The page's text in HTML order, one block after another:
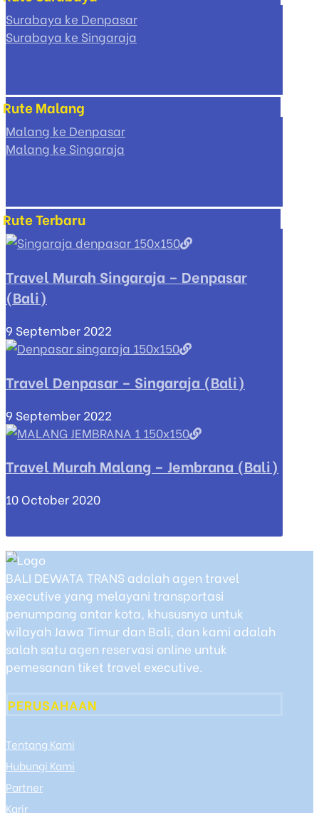
Surabaya ke Denpasar
Surabaya ke Singaraja
Rute Malang
Malang ke Denpasar
Malang ke Singaraja
Rute Terbaru
Travel Murah Singaraja – Denpasar
(Bali)
9 September 2022
Travel Denpasar – Singaraja (Bali)
9 September 2022
Travel Murah Malang – Jembrana (Bali)
10 October 2020
BALI DEWATA TRANS adalah agen travel
executive yang melayani transportasi
penumpang antar kota, khususnya untuk
wilayah Jawa Timur dan Bali, dan kami adalah
salah satu agen reservasi online untuk
pemesanan tiket travel executive.
PERUSAHAAN
Tentang Kami
Hubungi Kami
Partner
Karir